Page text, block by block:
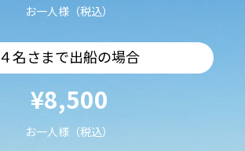
お一人様（税込）
４名さまで出船の場合
¥8,500
お一人様（税込）